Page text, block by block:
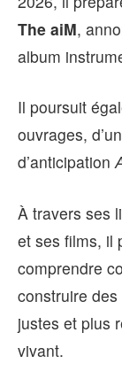
The aiM,
album
Il poursuit
ouvrages,
d’anticipation
À travers ses
et ses films, il
comprendre
construire
justes et plus
vivant.